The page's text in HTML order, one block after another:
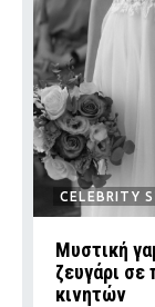
CELEBRITY
Μυστική
ζευγάρι
κινητών